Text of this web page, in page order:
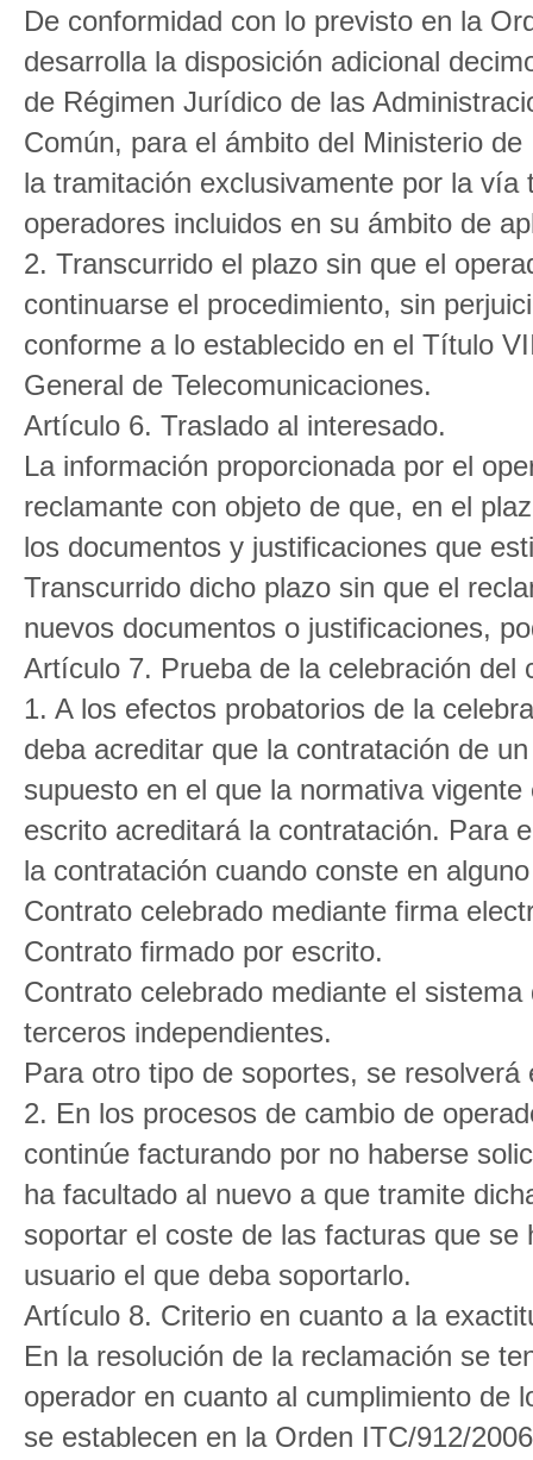
De conformidad con lo previsto en la
desarrolla la disposición adicional
de Régimen Jurídico de las
Común, para el ámbito del Ministerio
la tramitación exclusivamente por la
operadores incluidos en su ámbito de
2. Transcurrido el plazo sin que el
continuarse el procedimiento, sin
conforme a lo establecido en el Título
General de Telecomunicaciones.
Artículo 6. Traslado al interesado.
La información proporcionada por el
reclamante con objeto de que, en el
los documentos y justificaciones que
Transcurrido dicho plazo sin que el
nuevos documentos o justificaciones,
Artículo 7. Prueba de la celebración del
1. A los efectos probatorios de la
deba acreditar que la contratación de
supuesto en el que la normativa
escrito acreditará la contratación. Para
la contratación cuando conste en
Contrato celebrado mediante firma
Contrato firmado por escrito.
Contrato celebrado mediante el
terceros independientes.
Para otro tipo de soportes, se
2. En los procesos de cambio de
continúe facturando por no haberse
ha facultado al nuevo a que tramite
soportar el coste de las facturas que
usuario el que deba soportarlo.
Artículo 8. Criterio en cuanto a la
En la resolución de la reclamación se
operador en cuanto al cumplimiento de
se establecen en la Orden ITC/912/